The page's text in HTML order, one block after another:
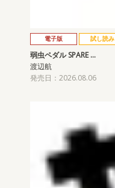
電子版 試し読み
弱虫ペダル SPARE …
渡辺航
発売日：2026.08.06